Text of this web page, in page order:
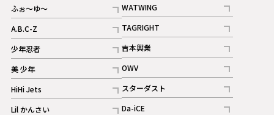
ふぉ～ゆ～
記事
A.B.C-Z
記事
ギャラリー
少年忍者
記事
美 少年
記事
HiHi Jets
記事
Lil かんさい
WATWING
記事
TAGRIGHT
記事
吉本興業
記事
OWV
記事
ギャラリー
スターダスト
記事
Da-iCE